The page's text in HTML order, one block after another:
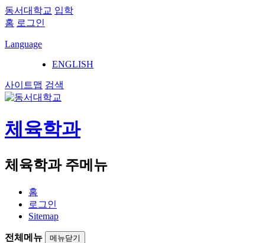
동서대학교 입학
홈 로그인
Language
ENGLISH
사이트맵 검색
체육학과
체육학과 주메뉴
홈
로그인
Sitemap
전체메뉴 메뉴닫기